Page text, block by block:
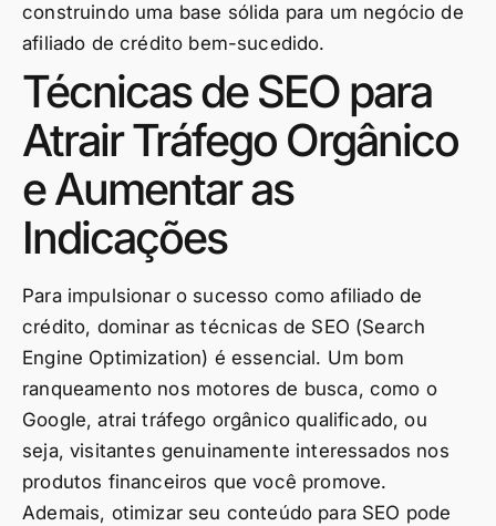
construindo uma base sólida para um negócio de
afiliado de crédito bem-sucedido.
Técnicas de SEO para
Atrair Tráfego Orgânico
e Aumentar as
Indicações
Para impulsionar o sucesso como afiliado de
crédito, dominar as técnicas de SEO (Search
Engine Optimization) é essencial. Um bom
ranqueamento nos motores de busca, como o
Google, atrai tráfego orgânico qualificado, ou
seja, visitantes genuinamente interessados nos
produtos financeiros que você promove.
Ademais, otimizar seu conteúdo para SEO pode